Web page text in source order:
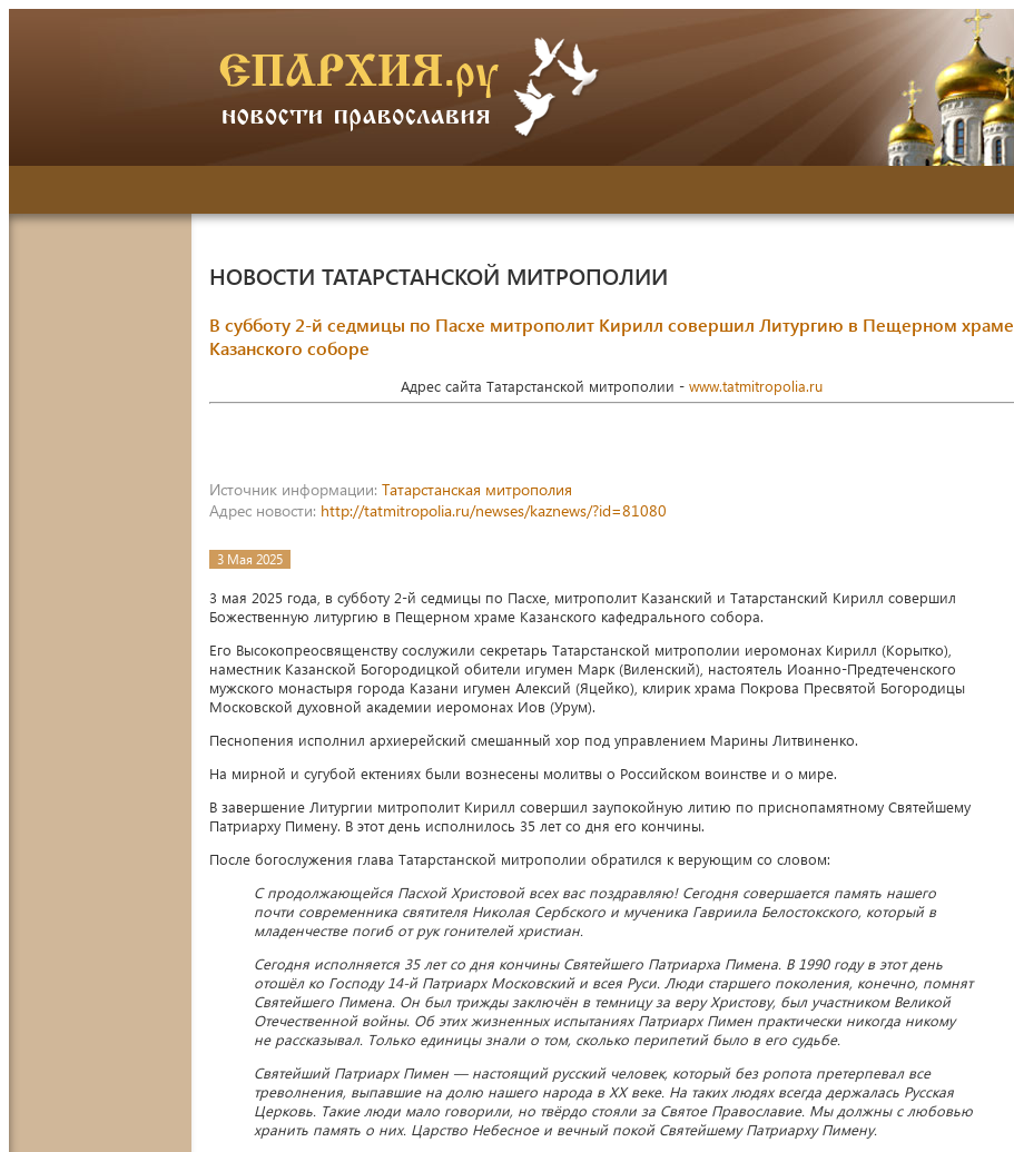
НОВОСТИ ТАТАРСТАНСКОЙ МИТРОПОЛИИ
В субботу 2-й седмицы по Пасхе митрополит Кирилл совершил Литургию в Пещерном храме
Казанского соборе
Адрес сайта Татарстанской митрополии - www.tatmitropolia.ru
Источник информации: Татарстанская митрополия
Адрес новости: http://tatmitropolia.ru/newses/kaznews/?id=81080
3 Мая 2025
3 мая 2025 года, в субботу 2-й седмицы по Пасхе, митрополит Казанский и Татарстанский Кирилл совершил
Божественную литургию в Пещерном храме Казанского кафедрального собора.
Его Высокопреосвященству сослужили секретарь Татарстанской митрополии иеромонах Кирилл (Корытко),
наместник Казанской Богородицкой обители игумен Марк (Виленский), настоятель Иоанно-Предтеченского
мужского монастыря города Казани игумен Алексий (Яцейко), клирик храма Покрова Пресвятой Богородицы
Московской духовной академии иеромонах Иов (Урум).
Песнопения исполнил архиерейский смешанный хор под управлением Марины Литвиненко.
На мирной и сугубой ектениях были вознесены молитвы о Российском воинстве и о мире.
В завершение Литургии митрополит Кирилл совершил заупокойную литию по приснопамятному Святейшему
Патриарху Пимену. В этот день исполнилось 35 лет со дня его кончины.
После богослужения глава Татарстанской митрополии обратился к верующим со словом:
С продолжающейся Пасхой Христовой всех вас поздравляю! Сегодня совершается память нашего
почти современника святителя Николая Сербского и мученика Гавриила Белостокского, который в
младенчестве погиб от рук гонителей христиан.
Сегодня исполняется 35 лет со дня кончины Святейшего Патриарха Пимена. В 1990 году в этот день
отошёл ко Господу 14-й Патриарх Московский и всея Руси. Люди старшего поколения, конечно, помнят
Святейшего Пимена. Он был трижды заключён в темницу за веру Христову, был участником Великой
Отечественной войны. Об этих жизненных испытаниях Патриарх Пимен практически никогда никому
не рассказывал. Только единицы знали о том, сколько перипетий было в его судьбе.
Святейший Патриарх Пимен — настоящий русский человек, который без ропота претерпевал все
треволнения, выпавшие на долю нашего народа в XX веке. На таких людях всегда держалась Русская
Церковь. Такие люди мало говорили, но твёрдо стояли за Святое Православие. Мы должны с любовью
хранить память о них. Царство Небесное и вечный покой Святейшему Патриарху Пимену.